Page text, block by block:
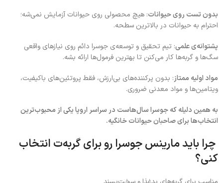
بدون تست روی حیوانات: هیچ محصولی روی حیوانات آزمایش نمی‌شه؛
احترام به حیوانات در بالاترین سطحه.
پشتوانه‌ی علمی: تیم تحقیق و توسعه‌ی جوسرا دائم روی نیازهای واقعی
سگ‌ها و گربه‌ها کار می‌کنن تا بهترین فرمول‌ها ارائه بشه.
مواد اولیه ممتاز: بدون پرکننده‌های بی‌ارزش، فقط پروتئین‌های باکیفیت،
ویتامین‌ها و مواد معدنی ضروری.
به همین دلیله که جوسرا سال‌هاست در سراسر اروپا یکی از محبوب‌ترین
انتخاب‌ها برای صاحبان حیوانات خانگیه.
چرا باید مارینس جوسرا رو برای گربه‌ت انتخاب
کنی؟